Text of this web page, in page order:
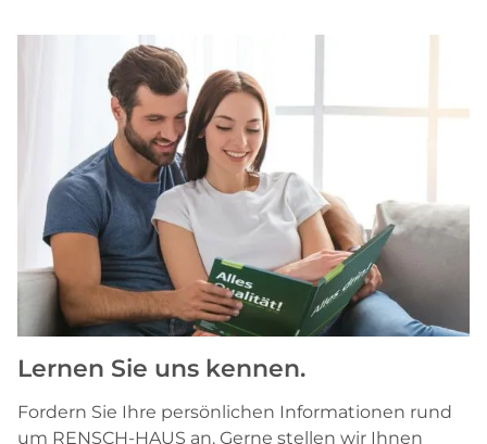
Lernen Sie uns kennen.
Fordern Sie Ihre persönlichen Informationen rund
um RENSCH-HAUS an. Gerne stellen wir Ihnen